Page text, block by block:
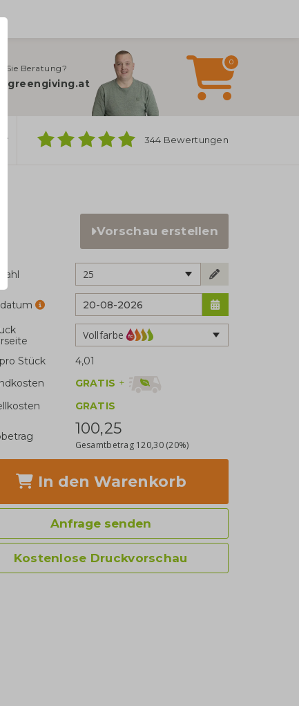
Sie Beratung?
0
344 Bewertungen
Vorschau erstellen
25
Vollfarbe
Stück
4,01
GRATIS +
GRATIS
100,25
Gesamtbetrag 120,30 (20%)
In den Warenkorb
Anfrage senden
Kostenlose Druckvorschau